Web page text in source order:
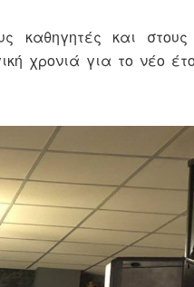
καθηγητές και
χρονιά για το νέο